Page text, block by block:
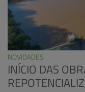
NOVIDADES
INÍCIO DAS